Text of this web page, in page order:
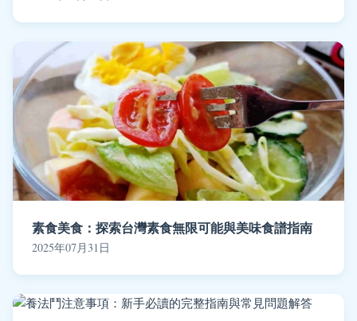
素食美食：探索台灣素食無限可能與美味食譜指南
2025年07月31日